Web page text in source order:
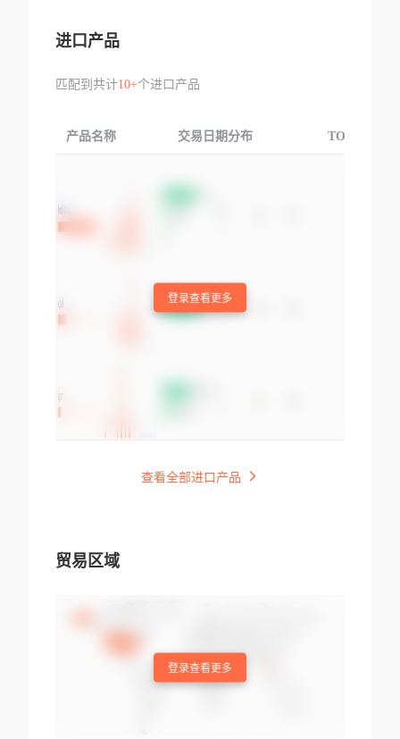
进口产品
匹配到共计10+个进口产品
产品名称 交易日期分布 TOP3交易国
登录查看更多
查看全部进口产品
贸易区域
登录查看更多